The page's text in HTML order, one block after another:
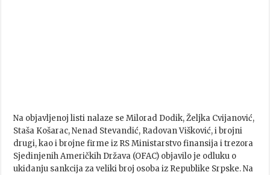
Na objavljenoj listi nalaze se Milorad Dodik, Željka Cvijanović,
Staša Košarac, Nenad Stevandić, Radovan Višković, i brojni
drugi, kao i brojne firme iz RS Ministarstvo finansija i trezora
Sjedinjenih Američkih Država (OFAC) objavilo je odluku o
ukidanju sankcija za veliki broj osoba iz Republike Srpske. Na